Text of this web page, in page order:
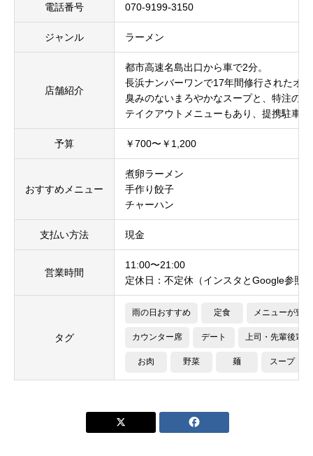
電話番号 070-9199-3150
ジャンル ラーメン
店舗紹介
都市高速名島出口から車で2分。
長浜ナンバーワンで17年間修行されたオ
臭みのないまろやかなスープと、特注の
テイクアウトメニューもあり、提携駐車
予算 ￥700〜￥1,200
おすすめメニュー
煮卵ラーメン
手作り餃子
チャーハン
支払い方法 現金
営業時間
11:00〜21:00
定休日：不定休（インスタとGoogle参照）
タグ
雨の日おすすめ 定食 メニューが豊富
カウンター席 デート 上司・先輩後輩
お肉 野菜 麺 スープ
 